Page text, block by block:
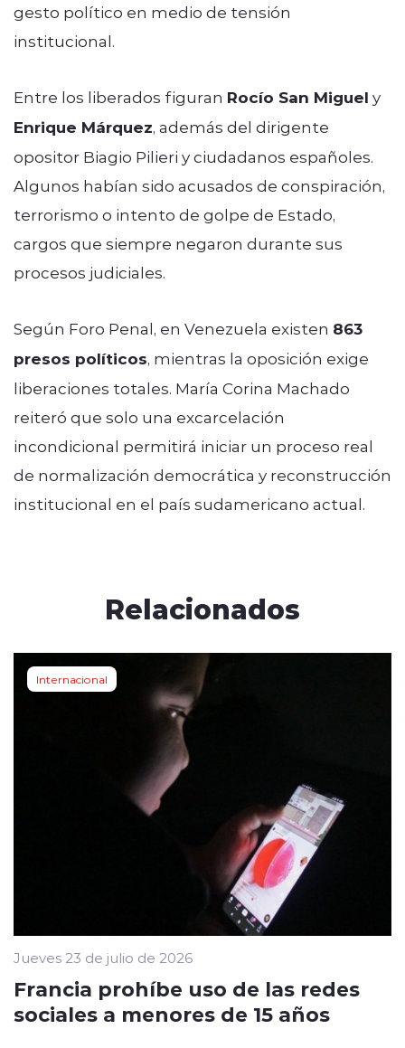
gesto político en medio de tensión
institucional.
Entre los liberados figuran Rocío San Miguel y
Enrique Márquez, además del dirigente
opositor Biagio Pilieri y ciudadanos españoles.
Algunos habían sido acusados de conspiración,
terrorismo o intento de golpe de Estado,
cargos que siempre negaron durante sus
procesos judiciales.
Según Foro Penal, en Venezuela existen 863
presos políticos, mientras la oposición exige
liberaciones totales. María Corina Machado
reiteró que solo una excarcelación
incondicional permitirá iniciar un proceso real
de normalización democrática y reconstrucción
institucional en el país sudamericano actual.
Relacionados
Internacional
Jueves 23 de julio de 2026
Francia prohíbe uso de las redes
sociales a menores de 15 años